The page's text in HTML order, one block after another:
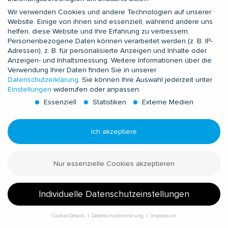
zur Dokumentation von Fahrzeugdaten,
zur Vandalismusprävention,
zur Abdeckung betrieblicher Sicherheitsanforderungen
zu Exportzertifikaten (EU-Leitlinie zum AEO C/S und
LuftSiG zum Bekannten Versender)
Wir behalten uns vor, diese Daten nachträglich zu prüfen,
wenn uns konkrete Anhaltspunkte für eine rechtswidrige
Nutzung bekannt werden. Die Daten werden umgehend
gelöscht, wenn sie zur Zweckerreichung nicht mehr
einer notwendigen Weitergabe der Daten an Dritte werden
die Daten so lange aufbewahrt bis der Fall geklärt und/oder
Ihre personenbezogenen Daten werden teilweise durch
externe Dienstleister (Werkschutz) eingesehen. Zum Teil
können externe IT-Dienstleister (im Rahmen einer
Wir verwenden Cookies und andere Technologien auf unserer
Website. Einige von ihnen sind essenziell, während andere uns
helfen, diese Website und Ihre Erfahrung zu verbessern.
Personenbezogene Daten können verarbeitet werden (z. B. IP-
Adressen), z. B. für personalisierte Anzeigen und Inhalte oder
Anzeigen- und Inhaltsmessung. Weitere Informationen über die
Verwendung Ihrer Daten finden Sie in unserer
Datenschutzerklärung. Sie können Ihre Auswahl jederzeit unter
Einstellungen widerrufen oder anpassen.
Essenziell
Statistiken Externe Medien
Ich akzeptiere
Nur essenzielle Cookies akzeptieren
Individuelle Datenschutzeinstellungen
Cookie-Details Datenschutzerklärung Impressum